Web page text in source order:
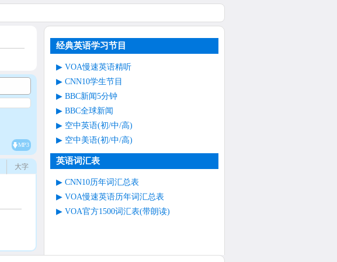
MP3
大字
经典英语学习节目
VOA慢速英语精听
CNN10学生节目
BBC新闻5分钟
BBC全球新闻
空中英语(初/中/高)
空中美语(初/中/高)
英语词汇表
CNN10历年词汇总表
VOA慢速英语历年词汇总表
VOA官方1500词汇表(带朗读)